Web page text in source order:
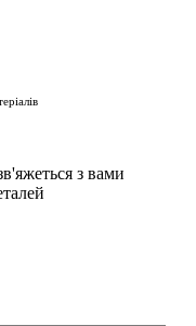
з вами